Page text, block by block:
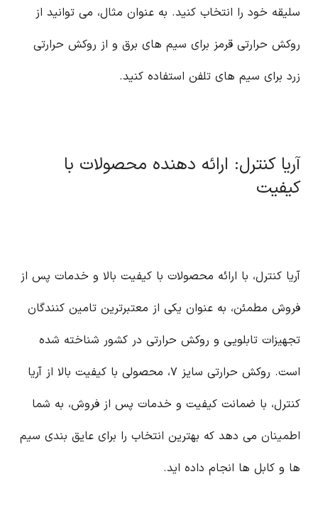
سلیقه خود را انتخاب کنید. به عنوان مثال، می توانید از
روکش حرارتی قرمز برای سیم های برق و از روکش حرارتی
زرد برای سیم های تلفن استفاده کنید.
آریا کنترل: ارائه دهنده محصولات با
کیفیت
آریا کنترل، با ارائه محصولات با کیفیت بالا و خدمات پس از
فروش مطمئن، به عنوان یکی از معتبرترین تامین کنندگان
تجهیزات تابلویی و روکش حرارتی در کشور شناخته شده
است. روکش حرارتی سایز ۷، محصولی با کیفیت بالا از آریا
کنترل، با ضمانت کیفیت و خدمات پس از فروش، به شما
اطمینان می دهد که بهترین انتخاب را برای عایق بندی سیم
ها و کابل ها انجام داده اید.